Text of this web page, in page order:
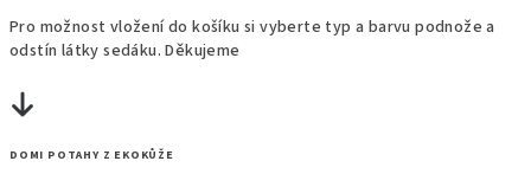
Pro možnost vložení do košíku si vyberte typ a barvu podnože a
odstín látky sedáku. Děkujeme
DOMI POTAHY Z EKOKŮŽE